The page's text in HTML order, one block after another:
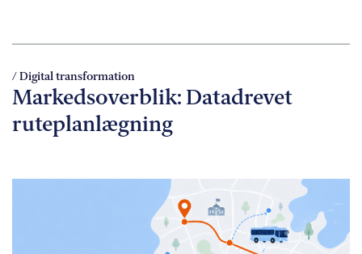
/ Digital transformation
Markedsoverblik: Datadrevet
ruteplanlægning